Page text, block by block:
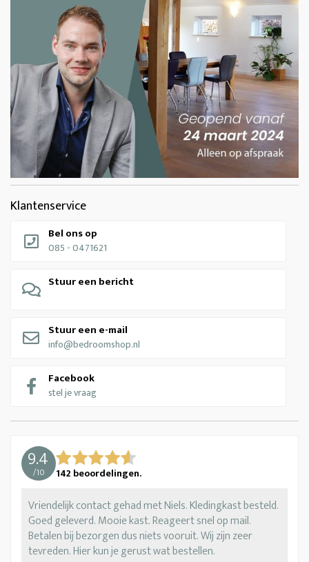
Klantenservice
Bel ons op
085 - 0471621
Stuur een bericht
Stuur een e-mail
info@bedroomshop.nl
Facebook
stel je vraag
9.4
/10 142 beoordelingen.
Vriendelijk contact gehad met Niels. Kledingkast besteld.
Goed geleverd. Mooie kast. Reageert snel op mail.
Betalen bij bezorgen dus niets vooruit. Wij zijn zeer
tevreden. Hier kun je gerust wat bestellen.